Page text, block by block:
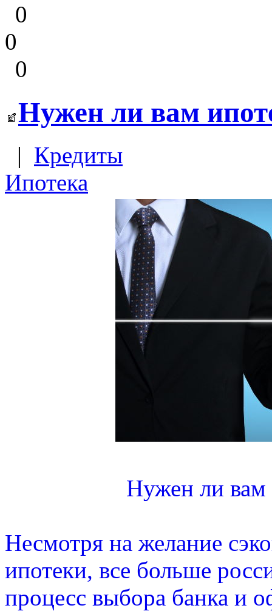
0
0
0
Нужен ли вам
| Кредиты
Ипотека
Нужен ли вам
Несмотря на желание
ипотеки, все больше
процесс выбора банка и